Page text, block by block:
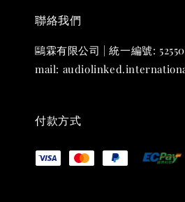
聯絡我們
鷗霖有限公司 | 統一編號:
mail:
付款方式